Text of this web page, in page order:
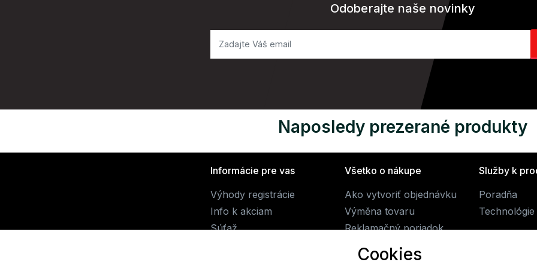
Odoberajte naše novinky
Naposledy prezerané produkty
Informácie pre vas
Výhody registrácie
Info k akciam
Súťaž
Všetko o nákupe
Ako vytvoriť objednávku
Výměna tovaru
Reklamačný poriadok
Obchodné podmienky
Doprava
Služby k
Poradňa
Technológie
Cookies